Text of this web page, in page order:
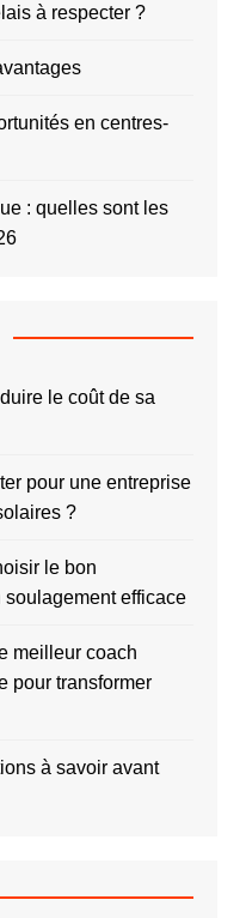
à respecter ?
en centres-
: quelles sont les
le coût de sa
pour une entreprise
?
le bon
efficace
meilleur coach
pour transformer
à savoir avant